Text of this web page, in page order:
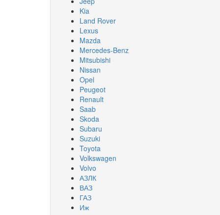
Kia
Land Rover
Lexus
Mazda
Mercedes-Benz
Mitsubishi
Nissan
Opel
Peugeot
Renault
Saab
Skoda
Subaru
Suzuki
Toyota
Volkswagen
Volvo
АЗЛК
ВАЗ
ГАЗ
Иж